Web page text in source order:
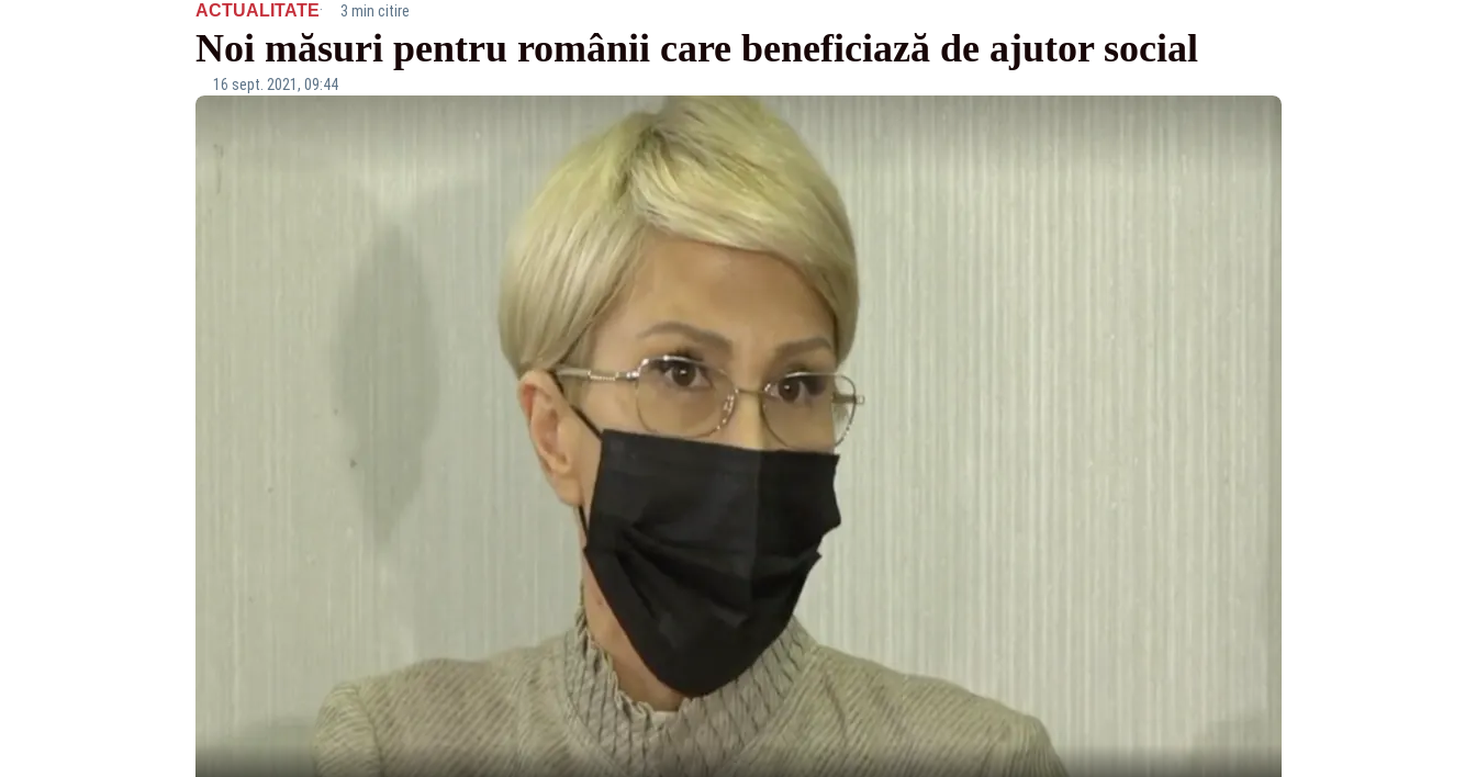
ACTUALITATE· 3 min citire
Noi măsuri pentru românii care beneficiază de ajutor social
16 sept. 2021, 09:44